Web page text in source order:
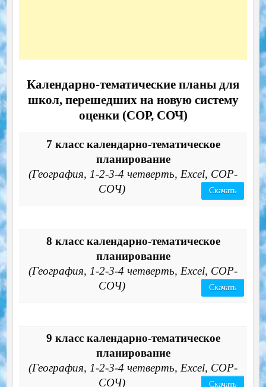
Календарно-тематические планы для
школ, перешедших на новую систему
оценки (СОР, СОЧ)
7 класс календарно-тематическое
планирование
(География, 1-2-3-4 четверть, Excel, СОР-
СОЧ)
Скачать
8 класс календарно-тематическое
планирование
(География, 1-2-3-4 четверть, Excel, СОР-
СОЧ)
Скачать
9 класс календарно-тематическое
планирование
(География, 1-2-3-4 четверть, Excel, СОР-
СОЧ)
Скачать